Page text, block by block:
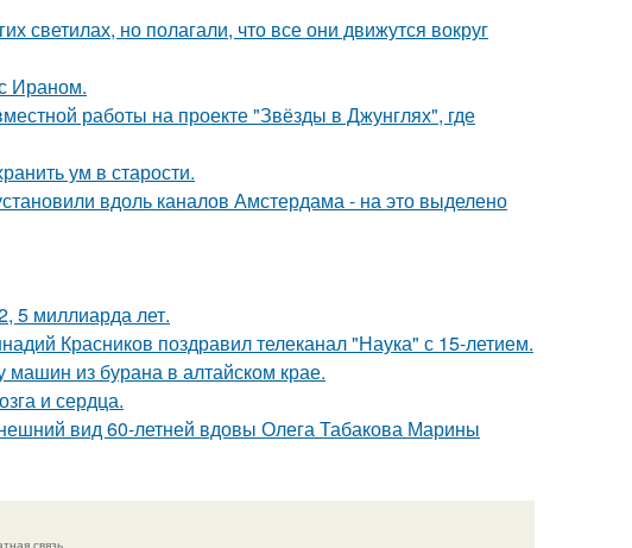
светилах, но полагали, что все они движутся вокруг
Ираном.
работы на проекте "Звёзды в Джунглях", где
ум в старости.
вдоль каналов Амстердама - на это выделено
5 миллиарда лет.
Красников поздравил телеканал "Наука" с 15-летием.
машин из бурана в алтайском крае.
и сердца.
вид 60-летней вдовы Олега Табакова Марины
связь